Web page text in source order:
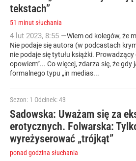
tekstach”
51 minut słuchania
4 lut 2023, 8:55 —Wiem od kolegów, że
Nie podaje się autora (w podcastach
nie podaje się tytułu książki.
opowiem”... Co więcej, zdarza się, że gdy
formalnego typu „in medias...
Sezon: 1 Odcinek: 43
Sadowska: Uważam się za
erotycznych. Folwarska:
wyreżyserować „trójkąt”
ponad godzina słuchania